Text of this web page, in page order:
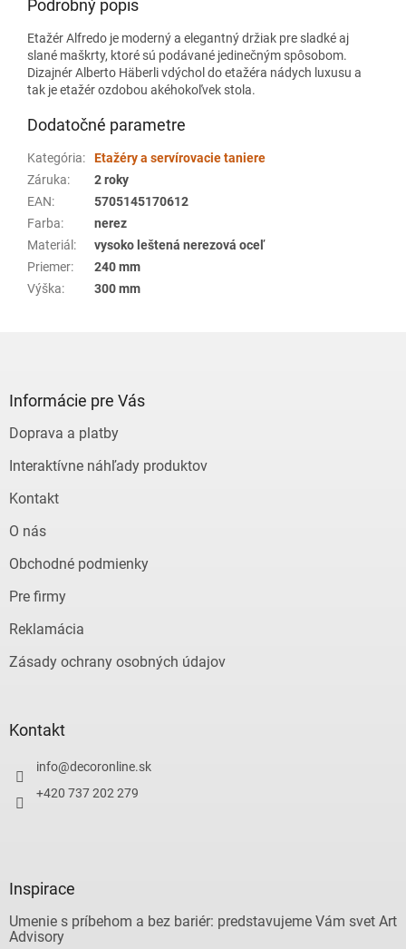
Podrobný popis
Etažér Alfredo je moderný a elegantný držiak pre sladké aj
slané maškrty, ktoré sú podávané jedinečným spôsobom.
Dizajnér Alberto Häberli vdýchol do etažéra nádych luxusu a
tak je etažér ozdobou akéhokoľvek stola.
Dodatočné parametre
Kategória:
Etažéry a servírovacie taniere
Záruka:
2 roky
EAN:
5705145170612
Farba:
nerez
Materiál :
vysoko leštená nerezová oceľ
Priemer:
240 mm
Výška: 300 mm
Informácie pre Vás
Doprava a platby
Interaktívne náhľady produktov
Kontakt
O nás
Obchodné podmienky
Pre firmy
Reklamácia
Zásady ochrany osobných údajov
Kontakt
info@decoronline.sk
+420 737 202 279
Inspirace
Umenie s príbehom a bez bariér: predstavujeme Vám svet Art
Advisory